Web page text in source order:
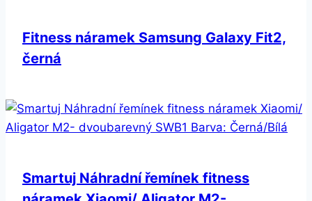
Fitness náramek Samsung Galaxy Fit2,
černá
Smartuj Náhradní řemínek fitness